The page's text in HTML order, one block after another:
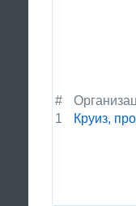
#
1
Круиз,